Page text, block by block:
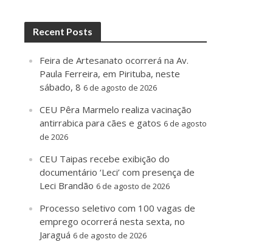
Recent Posts
Feira de Artesanato ocorrerá na Av.
Paula Ferreira, em Pirituba, neste
sábado, 8 6 de agosto de 2026
CEU Pêra Marmelo realiza vacinação
antirrabica para cães e gatos 6 de agosto
de 2026
CEU Taipas recebe exibição do
documentário ‘Leci’ com presença de
Leci Brandão 6 de agosto de 2026
Processo seletivo com 100 vagas de
emprego ocorrerá nesta sexta, no
Jaraguá 6 de agosto de 2026